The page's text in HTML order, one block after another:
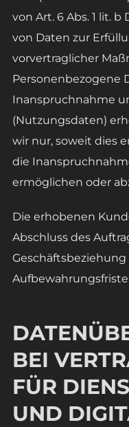
von Art. 6 Abs. 1 lit. b
von Daten zur
vorvertraglicher
Personenbezogene
Inanspruchnahme
(Nutzungsdaten)
wir nur, soweit dies
die
ermöglichen oder
Die erhobenen
Abschluss des
BEI
FÜR
UND